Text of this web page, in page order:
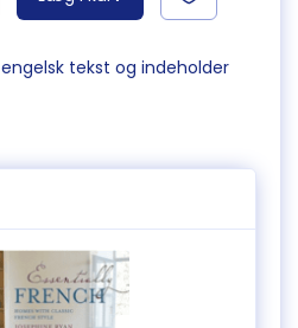
tekst og indeholder